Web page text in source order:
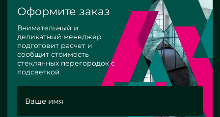
Оформите заказ
Внимательный и
деликатный менеджер
подготовит расчет и
сообщит стоимость
стеклянных перегородок с
подсветкой